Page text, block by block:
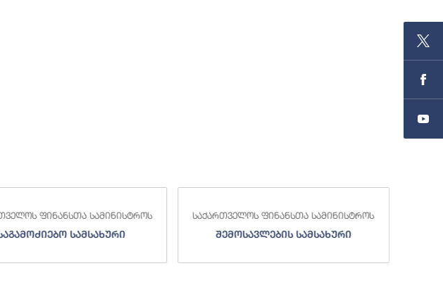
ფინანსთა სამინისტროს
სამსახური
საქართველოს ფინანსთა სამინისტროს
შემოსავლების სამსახური